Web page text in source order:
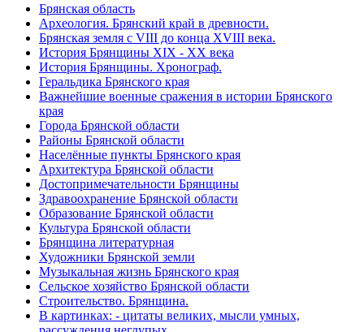
Брянская область
Археология. Брянский край в древности.
Брянская земля с VIII до конца XVIII века.
История Брянщины XIX - XX века
История Брянщины. Хронограф.
Геральдика Брянского края
Важнейшие военные сражения в истории Брянского
края
Города Брянской области
Районы Брянской области
Населённые пункты Брянского края
Архитектура Брянской области
Достопримечательности Брянщины
Здравоохранение Брянской области
Образование Брянской области
Культура Брянской области
Брянщина литературная
Художники Брянской земли
Музыкальная жизнь Брянского края
Сельское хозяйство Брянской области
Строительство. Брянщина.
В картинках: - цитаты великих, мысли умных,